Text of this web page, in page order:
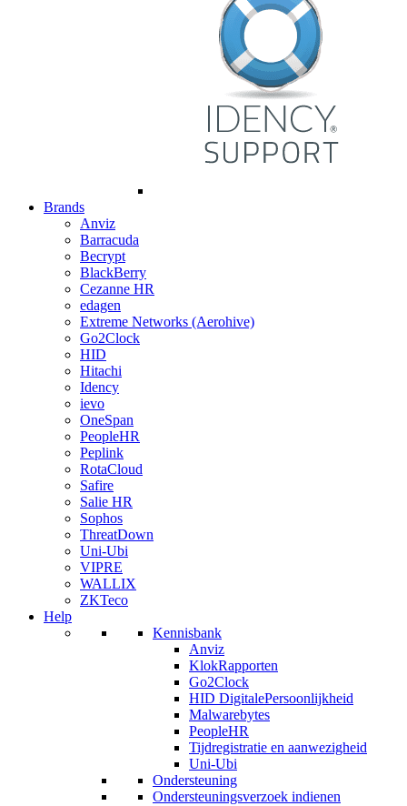
Brands
Anviz
Barracuda
Becrypt
BlackBerry
Cezanne HR
edagen
Extreme Networks (Aerohive)
Go2Clock
HID
Hitachi
Idency
ievo
OneSpan
PeopleHR
Peplink
RotaCloud
Safire
Salie HR
Sophos
ThreatDown
Uni-Ubi
VIPRE
WALLIX
ZKTeco
Help
Kennisbank
Anviz
KlokRapporten
Go2Clock
HID DigitalePersoonlijkheid
Malwarebytes
PeopleHR
Tijdregistratie en aanwezigheid
Uni-Ubi
Ondersteuning
Ondersteuningsverzoek indienen